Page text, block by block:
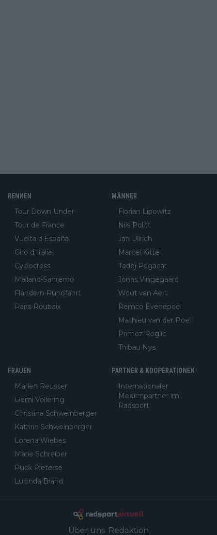
RENNEN
Tour Down Under
Tour de France
Vuelta a España
Giro d'Italia
Cyclocross
Mailand-Sanremo
Flandern-Rundfahrt
Paris-Roubaix
MÄNNER
Florian Lipowitz
Nils Politt
Jan Ullrich
Marcel Kittel
Tadej Pogacar
Jonas Vingegaard
Wout van Aert
Remco Evenepoel
Mathieu van der Poel
Primoz Roglic
Thibau Nys
FRAUEN
Marlen Reusser
Demi Vollering
Christina Schweinberger
Kathrin Schweinberger
Lorena Wiebes
Marie Schreiber
Puck Pieterse
Lucinda Brand
PARTNER & KOOPERATIONEN
Internationaler
Medienpartner im
Radsport
Über uns Redaktion